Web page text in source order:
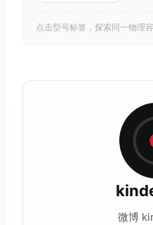
点击型号标签，探索同一物理
微博